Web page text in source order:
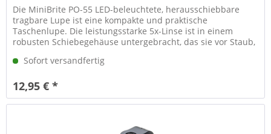
Die MiniBrite PO-55 LED-beleuchtete, herausschiebbare
tragbare Lupe ist eine kompakte und praktische
Taschenlupe. Die leistungsstarke 5x-Linse ist in einem
robusten Schiebegehäuse untergebracht, das sie vor Staub,
Sofort versandfertig
12,95 € *